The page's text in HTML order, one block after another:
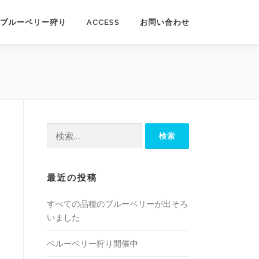
ブルーベリー狩り ACCESS お問い合わせ
最近の投稿
すべての品種のブルーベリーが出そろ
いました
ベルーベリー狩り開催中